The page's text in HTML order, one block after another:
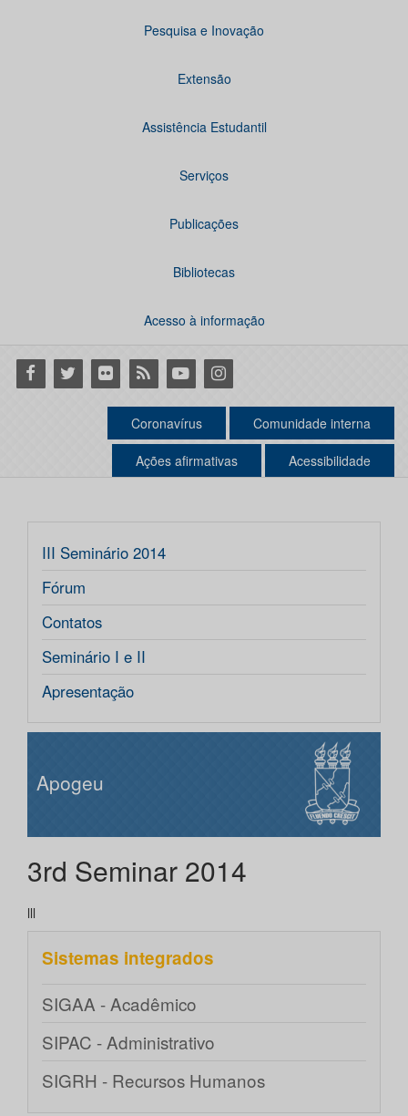
Pesquisa e Inovação
Extensão
Assistência Estudantil
Serviços
Publicações
Bibliotecas
Acesso à informação
Facebook
Twitter Flickr RSS YoutubeInstagram
Coronavírus Comunidade interna
Ações afirmativas Acessibilidade
III Seminário 2014
Fórum
Contatos
Seminário I e II
Apresentação
Apogeu
3rd Seminar 2014
lll
Sistemas integrados
SIGAA - Acadêmico
SIPAC - Administrativo
SIGRH - Recursos Humanos